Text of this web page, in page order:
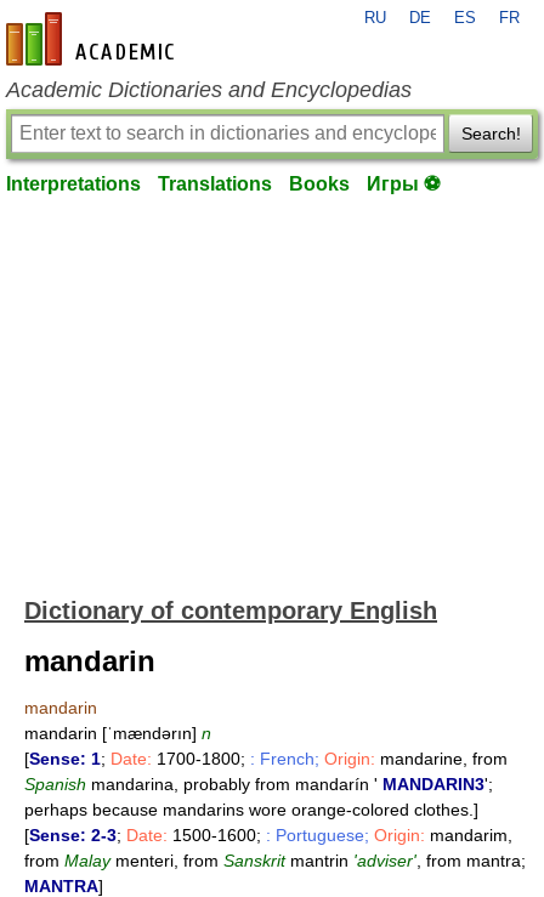
en-academic.com
RU DE ES FR
Academic Dictionaries and Encyclopedias
Search!
Interpretations Translations Books Игры ⚽
Dictionary of contemporary English
mandarin
mandarin
mandarin [ˈmændərın] n
[Sense: 1; Date: 1700-1800; : French; Origin: mandarine, from
Spanish mandarina, probably from mandarín ' MANDARIN3';
perhaps because mandarins wore orange-colored clothes.]
[Sense: 2-3; Date: 1500-1600; : Portuguese; Origin: mandarim,
from Malaymenteri, from Sanskritmantrin 'adviser' , from mantra;
MANTRA]